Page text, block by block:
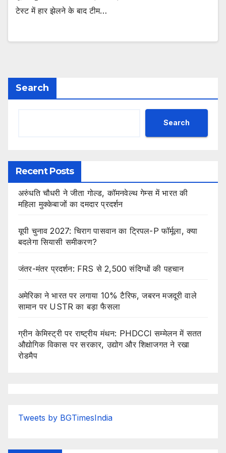
टेस्ट में हार झेलने के बाद टीम…
Search
Search
Recent Posts
अरुंधति चौधरी ने जीता गोल्ड, कॉमनवेल्थ गेम्स में भारत की
महिला मुक्केबाजों का दमदार प्रदर्शन
यूपी चुनाव 2027: चिराग पासवान का ट्रिपल-P फॉर्मूला, क्या
बदलेगा सियासी समीकरण?
जंतर-मंतर प्रदर्शन: FRS से 2,500 संदिग्धों की पहचान
अमेरिका ने भारत पर लगाया 10% टैरिफ, जबरन मजदूरी वाले
सामान पर USTR का बड़ा फैसला
ग्रीन केमिस्ट्री पर राष्ट्रीय मंथन: PHDCCI सम्मेलन में सतत
औद्योगिक विकास पर सरकार, उद्योग और शिक्षाजगत ने रखा
रोडमैप
Tweets by BGTimesIndia